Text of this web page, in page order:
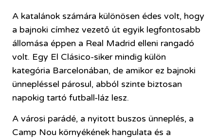
A katalánok számára különösen édes volt, hogy
a bajnoki címhez vezető út egyik legfontosabb
állomása éppen a Real Madrid elleni rangadó
volt. Egy El Clásico-siker mindig külön
kategória Barcelonában, de amikor ez bajnoki
ünnepléssel párosul, abból szinte biztosan
napokig tartó futball-láz lesz.
A városi parádé, a nyitott buszos ünneplés, a
Camp Nou környékének hangulata és a